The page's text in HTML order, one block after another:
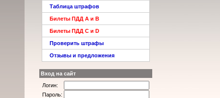
Таблица штрафов
Билеты ПДД A и B
Билеты ПДД C и D
Проверить штрафы
Отзывы и предложения
Вход на сайт
Логин:
Пароль: